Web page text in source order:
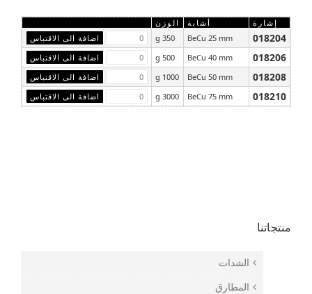
إشارة أشابة الوزن
018204
BeCu 25 mm
350 g
018206
BeCu 40 mm
500 g
018208
BeCu 50 mm
1000 g
018210
BeCu 75 mm
3000 g
منتجاتنا
الشدات
المطارق